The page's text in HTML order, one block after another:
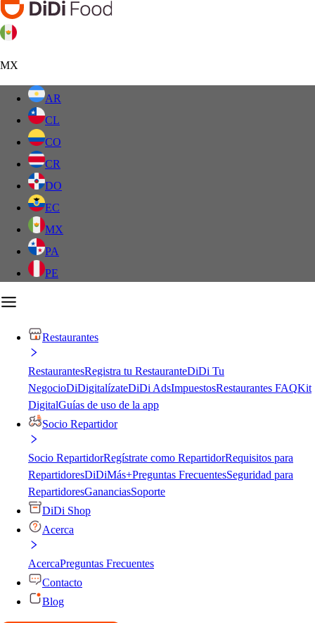
MX
AR
CL
CO
CR
DO
EC
MX
PA
PE
Restaurantes
RestaurantesRegistra tu RestauranteDiDi Tu
NegocioDiDigitalízateDiDi AdsImpuestosRestaurantes FAQKit
DigitalGuías de uso de la app
Socio Repartidor
Socio RepartidorRegístrate como RepartidorRequisitos para
RepartidoresDiDiMás+Preguntas FrecuentesSeguridad para
RepartidoresGananciasSoporte
DiDi Shop
Acerca
AcercaPreguntas Frecuentes
Contacto
Blog